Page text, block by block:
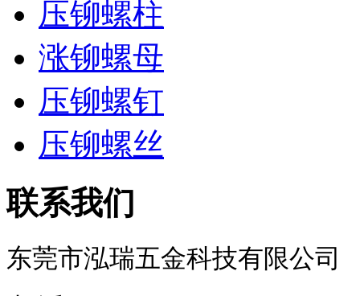
压铆螺柱
涨铆螺母
压铆螺钉
压铆螺丝
联系我们
东莞市泓瑞五金科技有限公司